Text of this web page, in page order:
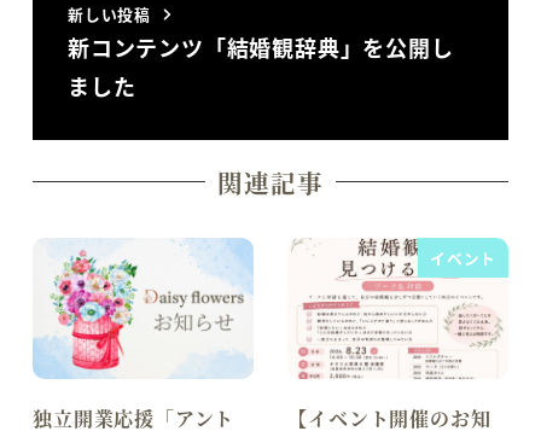
新しい投稿
新コンテンツ「結婚観辞典」を公開し
ました
関連記事
独立開業応援「アント
イベント
【イベント開催のお知